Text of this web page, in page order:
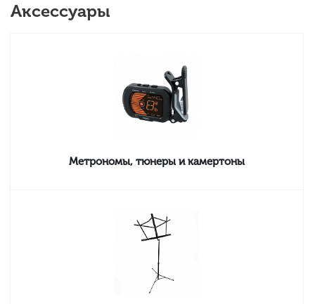
Аксессуары
Метрономы, тюнеры и камертоны